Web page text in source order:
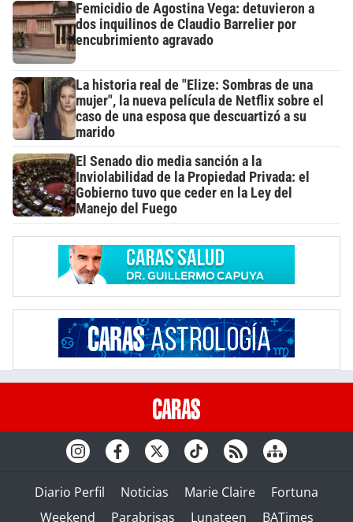
Femicidio de Agostina Vega: detuvieron a
dos inquilinos de Claudio Barrelier por
encubrimiento agravado
La historia real de "Elize: Sombras de una
mujer", la nueva película de Netflix sobre el
caso de una esposa que descuartizó a su
marido
El Senado dio media sanción a la
Inviolabilidad de la Propiedad Privada: el
Gobierno tuvo que ceder en la Ley del
Manejo del Fuego
Diario Perfil Noticias Marie Claire
Fortuna
Weekend
Parabrisas Lunateen BATimes